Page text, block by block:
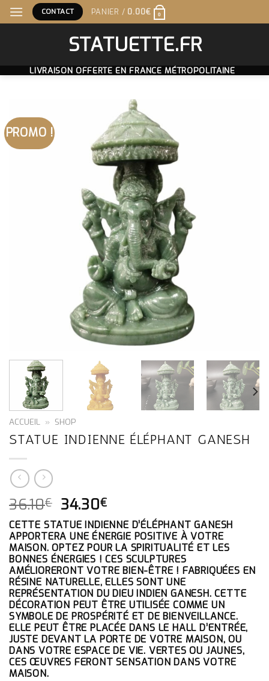
Skip
to
CONTACT PANIER / 0.00€ 0
STATUETTE.FR
LIVRAISON OFFERTE EN FRANCE MÉTROPOLITAINE
PROMO !
ACCUEIL » SHOP
STATUE INDIENNE ÉLÉPHANT GANESH
36.10€ LE
PRIX
INITIAL
ÉTAIT :
36.10€.
34.30€LE
PRIX
ACTUEL
EST :
34.30€.
CETTE STATUE INDIENNE D’ÉLÉPHANT GANESH
APPORTERA UNE ÉNERGIE POSITIVE À VOTRE
MAISON. OPTEZ POUR LA SPIRITUALITÉ ET LES
BONNES ÉNERGIES ! CES SCULPTURES
AMÉLIORERONT VOTRE BIEN-ÊTRE ! FABRIQUÉES EN
RÉSINE NATURELLE, ELLES SONT UNE
REPRÉSENTATION DU DIEU INDIEN GANESH. CETTE
DÉCORATION PEUT ÊTRE UTILISÉE COMME UN
SYMBOLE DE PROSPÉRITÉ ET DE BIENVEILLANCE.
ELLE PEUT ÊTRE PLACÉE DANS LE HALL D’ENTRÉE,
JUSTE DEVANT LA PORTE DE VOTRE MAISON, OU
DANS VOTRE ESPACE DE VIE. VERTES OU JAUNES,
CES ŒUVRES FERONT SENSATION DANS VOTRE
MAISON.